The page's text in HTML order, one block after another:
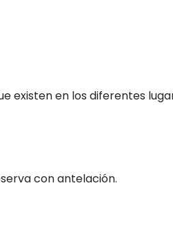
existen en los diferentes
con antelación.